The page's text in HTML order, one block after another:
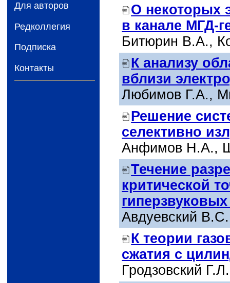
Для авторов
Редколлегия
Подписка
Контакты
О некоторых
в канале МГД-
Битюрин В.А.,
К анализу
вблизи
Любимов Г.А.,
Решение
селективно
Анфимов Н.А.,
Течение
критической
Авдуевский
К теории
сжатия с
Гродзовский Г.Л.